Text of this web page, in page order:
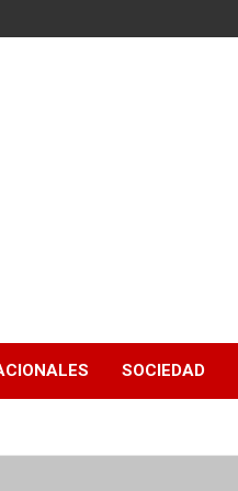
SOCIEDAD